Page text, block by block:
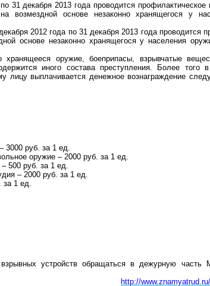
31 декабря 2013 года проводится профилактическое
возмездной основе незаконно хранящегося у
2012 года по 31 декабря 2013 года проводится
основе незаконно хранящегося у населения
оружие, боеприпасы, взрывчатые
иного состава преступления. Более того
лицу выплачивается денежное вознаграждение
3000 руб. за 1 ед.
оружие – 2000 руб. за 1 ед.
500 руб. за 1 ед.
– 2000 руб. за 1 ед.
за 1 ед.
устройств обращаться в дежурную
http://